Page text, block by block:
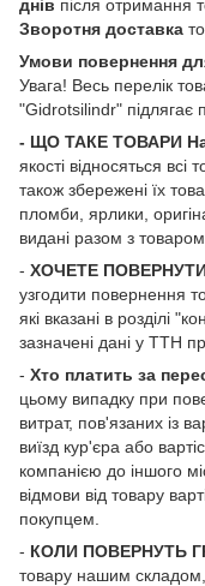
днів після отримання
Зворотня доставка
Умови повернення
Увага! Весь перелік
"Gidrotsilindr" підлягає
- ЩО ТАКЕ ТОВАРИ
якості відносяться всі
також збережені їх
пломби, ярлики,
видані разом з товаром.
- ХОЧЕТЕ
узгодити повернення
які вказані в розділі
зазначені дані у ТТН
- Хто платить за
цьому випадку при
витрат, пов'язаних із
виїзд кур'єра або
компанією до іншого
відмови від товару
покупцем.
- КОЛИ ПОВЕРНУТЬ
товару нашим